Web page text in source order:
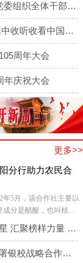
聆听时代强音 汲取奋进力量 ——淳化联社党委组织全体干部职工集中收听收看庆祝 中国共产党成立105周年大会实况直播
赓续百年荣光 奋进崭新征程——泾阳联社集中收听收看中国共产党成立105周年大会实况
周年大会
年庆祝大会
更多>>
分行助力农民合
5月，该合作社主要以
分是醋酸，也叫植物
馏后导出的蒸汽气体
工商银行咸阳分行：通报表彰上半年服务明星 汇聚榜样力量 激发奋进动能
招商银行咸阳分行与西北工业大学多部门签署银校战略合作协议